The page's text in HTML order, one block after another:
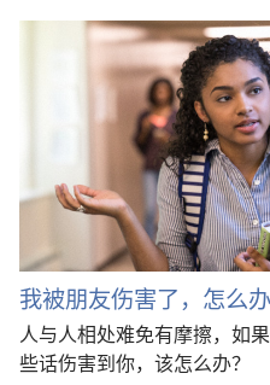
我被朋友伤害了，怎么办
人与人相处难免有摩擦，如
些话伤害到你，该怎么办？